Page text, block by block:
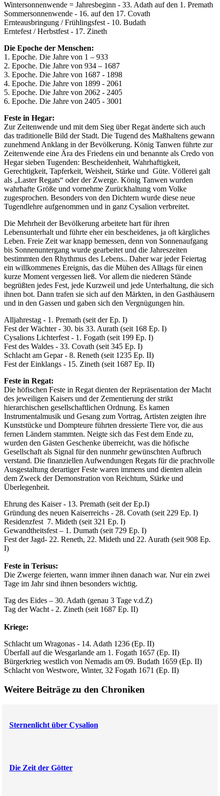
Wintersonnenwende = Jahresbeginn - 33. Adath auf den 1. Premath
Sommersonnenwende - 16. auf den 17. Covath
Ernteausbringung / Frühlingsfest - 10. Budath
Erntefest / Herbstfest - 17. Zineth
Die Epoche der Menschen:
1. Epoche. Die Jahre von 1 – 933
2. Epoche. Die Jahre von 934 – 1687
3. Epoche. Die Jahre von 1687 - 1898
4. Epoche. Die Jahre von 1899 - 2061
5. Epoche. Die Jahre von 2062 - 2405
6. Epoche. Die Jahre von 2405 - 3001
Feste in Hegar:
Zur Zeitenwende und mit dem Sieg über Regat änderte sich auch
das traditionelle Bild der Stadt. Die Tugend des Maßhaltens gewann
zunehmend Anklang in der Bevölkerung. König Tanwen führte zur
Zeitenwende eine Ära des Friedens ein und benannte als Credo von
Hegar sieben Tugenden: Bescheidenheit, Wahrhaftigkeit,
Gerechtigkeit, Tapferkeit, Weisheit, Stärke und Güte. Völlerei galt
als „Laster Regats“ oder der Zwerge. König Tanwen wurden
wahrhafte Größe und vornehme Zurückhaltung vom Volke
zugesprochen. Besonders von den Dichtern wurde diese neue
Tugendlehre aufgenommen und in ganz Cysalion verbreitet.
Die Mehrheit der Bevölkerung arbeitete hart für ihren
Lebensunterhalt und führte eher ein bescheidenes, ja oft kärgliches
Leben. Freie Zeit war knapp bemessen, denn von Sonnenaufgang
bis Sonnenuntergang wurde gearbeitet und die Jahreszeiten
bestimmten den Rhythmus des Lebens.. Daher war jeder Feiertag
ein willkommenes Ereignis, das die Mühen des Alltags für einen
kurze Moment vergessen ließ. Vor allem die niederen Stände
begrüßten jedes Fest, jede Kurzweil und jede Unterhaltung, die sich
ihnen bot. Dann trafen sie sich auf den Märkten, in den Gasthäusern
und in den Gassen und gaben sich den Vergnügungen hin.
Alljahrestag - 1. Premath (seit der Ep. I)
Fest der Wächter - 30. bis 33. Aurath (seit 168 Ep. I)
Cysalions Lichterfest - 1. Fogath (seit 199 Ep. I)
Fest des Waldes - 33. Covath (seit 345 Ep. I)
Schlacht am Gepar - 8. Reneth (seit 1235 Ep. II)
Fest der Einklangs - 15. Zineth (seit 1687 Ep. II)
Feste in Regat:
Die höfischen Feste in Regat dienten der Repräsentation der Macht
des jeweiligen Kaisers und der Zementierung der strikt
hierarchischen gesellschaftlichen Ordnung. Es kamen
Instrumentalmusik und Gesang zum Vortrag, Artisten zeigten ihre
Kunststücke und Dompteure führten dressierte Tiere vor, die aus
fernen Ländern stammten. Neigte sich das Fest dem Ende zu,
wurden den Gästen Geschenke überreicht, was die höfische
Gesellschaft als Signal für den nunmehr gewünschten Aufbruch
verstand. Die finanziellen Aufwendungen Regats für die prachtvolle
Ausgestaltung derartiger Feste waren immens und dienten allein
dem Zweck der Demonstration von Reichtum, Stärke und
Überlegenheit.
Ehrung des Kaiser - 13. Premath (seit der Ep.I)
Gründung des neuen Kaiserreichs - 28. Covath (seit 229 Ep. I)
Residenzfest 7. Mideth (seit 321 Ep. I)
Gewandtheitsfest – 1. Dumath (seit 729 Ep. I)
Fest der Jagd- 22. Reneth, 22. Mideth und 22. Aurath (seit 908 Ep.
I)
Feste in Terisus:
Die Zwerge feierten, wann immer ihnen danach war. Nur ein zwei
Tage im Jahr sind ihnen besonders wichtig.
Tag des Eides – 30. Adath (genau 3 Tage v.d.Z)
Tag der Wacht - 2. Zineth (seit 1687 Ep. II)
Kriege:
Schlacht um Wragonas - 14. Adath 1236 (Ep. II)
Überfall auf die Wesgarlande am 1. Fogath 1657 (Ep. II)
Bürgerkrieg westlich von Nemadis am 09. Budath 1659 (Ep. II)
Schlacht von Westwore, Winter, 32 Fogath 1671 (Ep. II)
Weitere Beiträge zu den Chroniken
Sternenlicht über Cysalion
Die Zeit der Götter